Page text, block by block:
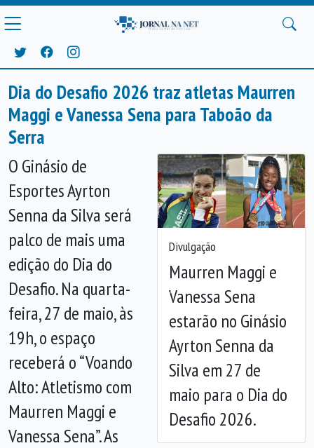
Dia do Desafio 2026 traz atletas Maurren
Maggi e Vanessa Sena para Taboão da
Serra
Divulgação
Maurren Maggi e
Vanessa Sena
estarão no Ginásio
Ayrton Senna da
Silva em 27 de
maio para o Dia do
Desafio 2026.
Anterior
O Ginásio de
Esportes Ayrton
Senna da Silva será
palco de mais uma
edição do Dia do
Desafio. Na quarta-
feira, 27 de maio, às
19h, o espaço
receberá o “Voando
Alto: Atletismo com
Maurren Maggi e
Vanessa Sena”. As